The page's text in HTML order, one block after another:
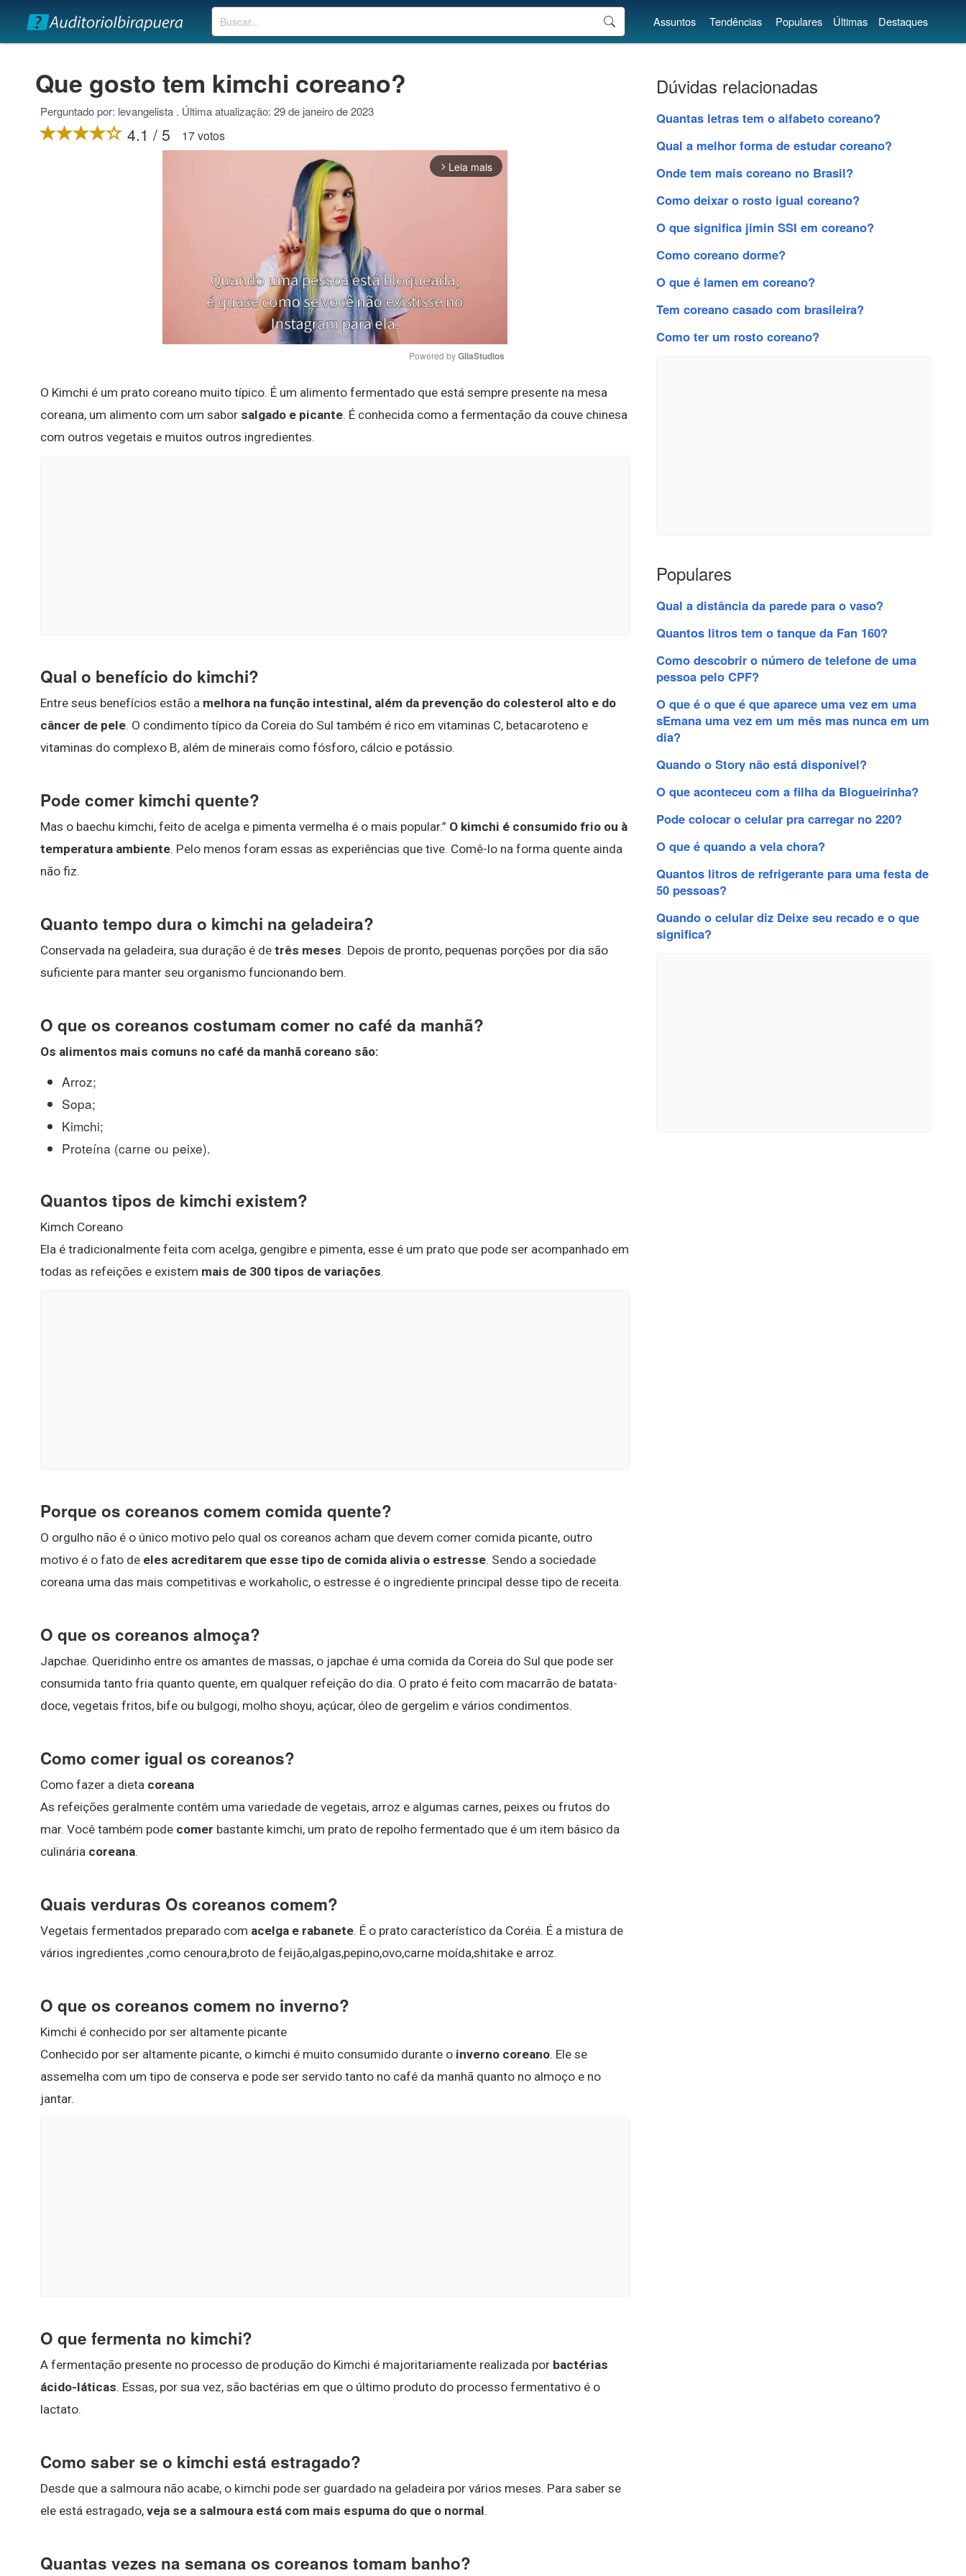
Buscar Assuntos Tendências Populares Últimas Destaques
Que gosto tem kimchi coreano?
Perguntado por: levangelista . Última atualização: 29 de janeiro de 2023
4.1 / 5 17 votos
arrow_forward_ios Leia mais
Mute
Powered by GliaStudios
O Kimchi é um prato coreano muito típico. É um alimento fermentado que está sempre presente na mesa
coreana, um alimento com um sabor salgado e picante. É conhecida como a fermentação da couve chinesa
com outros vegetais e muitos outros ingredientes.
Qual o benefício do kimchi?
Entre seus benefícios estão a melhora na função intestinal, além da prevenção do colesterol alto e do
câncer de pele. O condimento típico da Coreia do Sul também é rico em vitaminas C, betacaroteno e
vitaminas do complexo B, além de minerais como fósforo, cálcio e potássio.
Pode comer kimchi quente?
Mas o baechu kimchi, feito de acelga e pimenta vermelha é o mais popular.” O kimchi é consumido frio ou à
temperatura ambiente. Pelo menos foram essas as experiências que tive. Comê-lo na forma quente ainda
não fiz.
Quanto tempo dura o kimchi na geladeira?
Conservada na geladeira, sua duração é de três meses. Depois de pronto, pequenas porções por dia são
suficiente para manter seu organismo funcionando bem.
O que os coreanos costumam comer no café da manhã?
Os alimentos mais comuns no café da manhã coreano são:
Arroz;
Sopa;
Kimchi;
Proteína (carne ou peixe).
Quantos tipos de kimchi existem?
Kimch Coreano
Ela é tradicionalmente feita com acelga, gengibre e pimenta, esse é um prato que pode ser acompanhado em
todas as refeições e existem mais de 300 tipos de variações.
Porque os coreanos comem comida quente?
O orgulho não é o único motivo pelo qual os coreanos acham que devem comer comida picante, outro
motivo é o fato de eles acreditarem que esse tipo de comida alivia o estresse. Sendo a sociedade
coreana uma das mais competitivas e workaholic, o estresse é o ingrediente principal desse tipo de receita.
O que os coreanos almoça?
Japchae. Queridinho entre os amantes de massas, o japchae é uma comida da Coreia do Sul que pode ser
consumida tanto fria quanto quente, em qualquer refeição do dia. O prato é feito com macarrão de batata-
doce, vegetais fritos, bife ou bulgogi, molho shoyu, açúcar, óleo de gergelim e vários condimentos.
Como comer igual os coreanos?
Como fazer a dieta coreana
As refeições geralmente contêm uma variedade de vegetais, arroz e algumas carnes, peixes ou frutos do
mar. Você também pode comer bastante kimchi, um prato de repolho fermentado que é um item básico da
culinária coreana.
Quais verduras Os coreanos comem?
Vegetais fermentados preparado com acelga e rabanete. É o prato característico da Coréia. É a mistura de
vários ingredientes ,como cenoura,broto de feijão,algas,pepino,ovo,carne moída,shitake e arroz.
O que os coreanos comem no inverno?
Kimchi é conhecido por ser altamente picante
Conhecido por ser altamente picante, o kimchi é muito consumido durante o inverno coreano. Ele se
assemelha com um tipo de conserva e pode ser servido tanto no café da manhã quanto no almoço e no
jantar.
O que fermenta no kimchi?
A fermentação presente no processo de produção do Kimchi é majoritariamente realizada por bactérias
ácido-láticas. Essas, por sua vez, são bactérias em que o último produto do processo fermentativo é o
lactato.
Como saber se o kimchi está estragado?
Desde que a salmoura não acabe, o kimchi pode ser guardado na geladeira por vários meses. Para saber se
ele está estragado, veja se a salmoura está com mais espuma do que o normal.
Quantas vezes na semana os coreanos tomam banho?
Dúvidas relacionadas
Quantas letras tem o alfabeto coreano?
Qual a melhor forma de estudar coreano?
Onde tem mais coreano no Brasil?
Como deixar o rosto igual coreano?
O que significa jimin SSI em coreano?
Como coreano dorme?
O que é lamen em coreano?
Tem coreano casado com brasileira?
Como ter um rosto coreano?
Populares
Qual a distância da parede para o vaso?
Quantos litros tem o tanque da Fan 160?
Como descobrir o número de telefone de uma
pessoa pelo CPF?
O que é o que é que aparece uma vez em uma
sEmana uma vez em um mês mas nunca em um
dia?
Quando o Story não está disponível?
O que aconteceu com a filha da Blogueirinha?
Pode colocar o celular pra carregar no 220?
O que é quando a vela chora?
Quantos litros de refrigerante para uma festa de
50 pessoas?
Quando o celular diz Deixe seu recado e o que
significa?